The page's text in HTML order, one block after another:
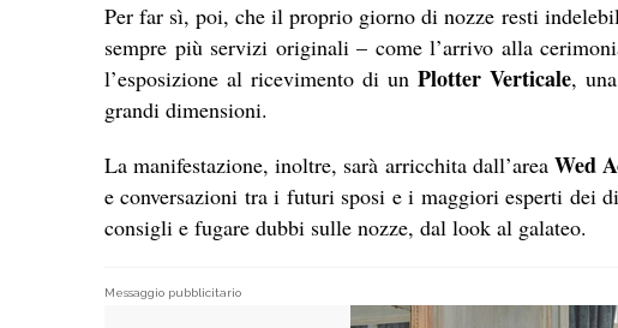
Per far sì, poi, che il proprio giorno di nozze resti
sempre più servizi originali – come l’arrivo alla
l’esposizione al ricevimento di un Plotter Verticale,
grandi dimensioni.
La manifestazione, inoltre, sarà arricchita dall’area Wed
e conversazioni tra i futuri sposi e i maggiori esperti dei
consigli e fugare dubbi sulle nozze, dal look al galateo.
Messaggio pubblicitario